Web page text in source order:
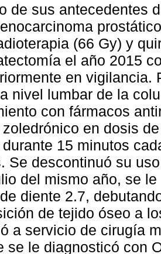
de sus antecedentes
(66 Gy) y
el año 2015
en vigilancia.
nivel lumbar de la
con fármacos
en dosis
15 minutos
Se descontinuó su
del mismo año, se
diente 2.7,
de tejido óseo a
a servicio de cirugía
se le diagnosticó con